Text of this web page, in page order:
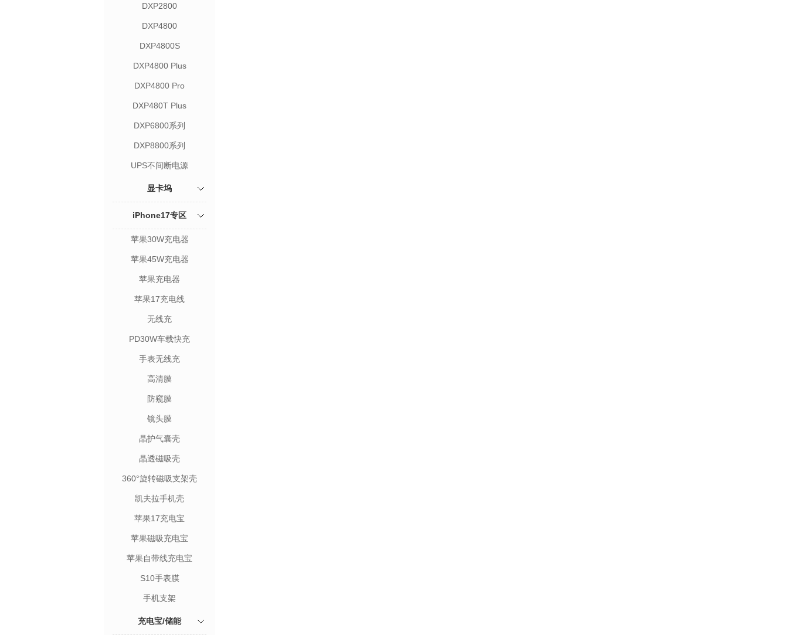
DXP2800
DXP4800
DXP4800S
DXP4800 Plus
DXP4800 Pro
DXP480T Plus
DXP6800系列
DXP8800系列
UPS不间断电源
显卡坞
iPhone17专区
苹果30W充电器
苹果45W充电器
苹果充电器
苹果17充电线
无线充
PD30W车载快充
手表无线充
高清膜
防窥膜
镜头膜
晶护气囊壳
晶透磁吸壳
360°旋转磁吸支架壳
凯夫拉手机壳
苹果17充电宝
苹果磁吸充电宝
苹果自带线充电宝
S10手表膜
手机支架
充电宝/储能